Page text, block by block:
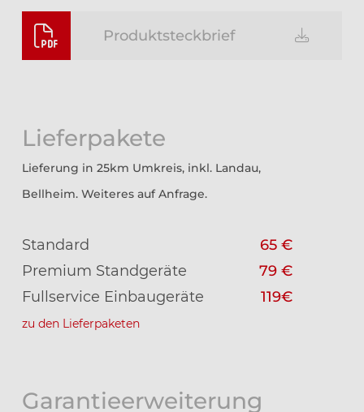
Produktsteckbrief
Lieferpakete
Lieferung in 25km Umkreis, inkl. Landau,
Bellheim. Weiteres auf Anfrage.
Standard
65 €
Premium Standgeräte
79 €
Fullservice Einbaugeräte
119€
zu den Lieferpaketen
Garantieerweiterung